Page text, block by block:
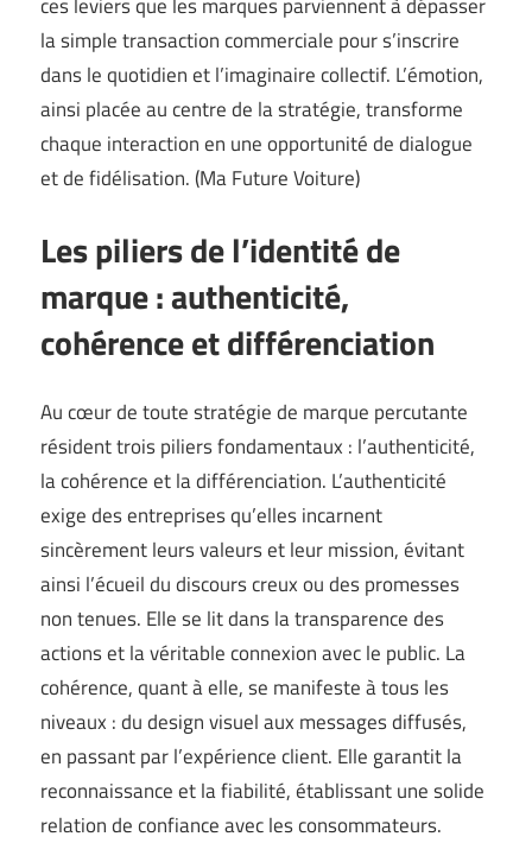
ces leviers que les marques parviennent à dépasser
la simple transaction commerciale pour s’inscrire
dans le quotidien et l’imaginaire collectif. L’émotion,
ainsi placée au centre de la stratégie, transforme
chaque interaction en une opportunité de dialogue
et de fidélisation. (Ma Future Voiture)
Les piliers de l’identité de
marque : authenticité,
cohérence et différenciation
Au cœur de toute stratégie de marque percutante
résident trois piliers fondamentaux : l’authenticité,
la cohérence et la différenciation. L’authenticité
exige des entreprises qu’elles incarnent
sincèrement leurs valeurs et leur mission, évitant
ainsi l’écueil du discours creux ou des promesses
non tenues. Elle se lit dans la transparence des
actions et la véritable connexion avec le public. La
cohérence, quant à elle, se manifeste à tous les
niveaux : du design visuel aux messages diffusés,
en passant par l’expérience client. Elle garantit la
reconnaissance et la fiabilité, établissant une solide
relation de confiance avec les consommateurs.